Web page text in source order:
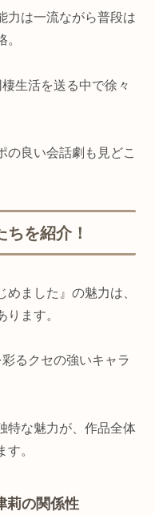
力は一流ながら普段は
生活を送る中で徐々
の良い会話劇も見どこ
を紹介！
めました』の魅力は、
ます。
るクセの強いキャラ
特な魅力が、作品全体
。
莉の関係性